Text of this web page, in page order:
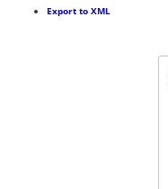
Export to XML